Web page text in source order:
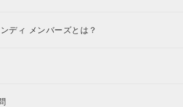
ディ メンバーズとは？